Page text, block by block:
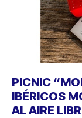
PICNIC
IBÉRICOS
AL AIRE